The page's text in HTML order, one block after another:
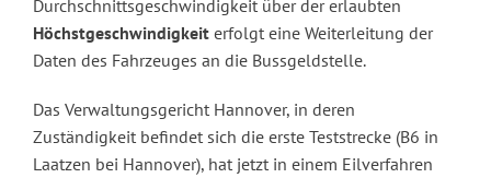
Durchschnittsgeschwindigkeit über der erlaubten
Höchstgeschwindigkeit erfolgt eine Weiterleitung der
Daten des Fahrzeuges an die Bussgeldstelle.
Das Verwaltungsgericht Hannover, in deren
Zuständigkeit befindet sich die erste Teststrecke (B6 in
Laatzen bei Hannover), hat jetzt in einem Eilverfahren